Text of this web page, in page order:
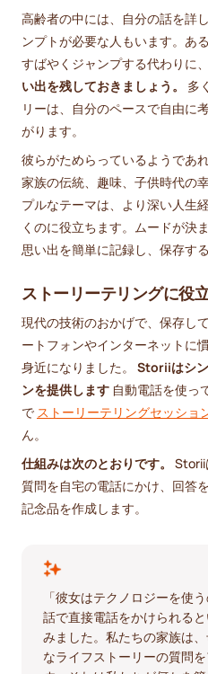
高齢者の中には、自分の話を詳
ンプトが必要な人もいます。あ
すばやくジャンプする代わりに、
い出を残しておきましょう。
多
リーは、自分のペースで自由に
がります。
彼らがためらっているようであ
家族の伝統、趣味、子供時代の
プルなテーマは、より深い人生
くのに役立ちます。ムードが決
思い出を簡単に記録し、保存す
ストーリーテリングに役
現代の技術のおかげで、保存し
ートフォンやインターネットに
身近になりました。 Storiiはシ
ンを提供します 自動電話を使っ
で ストーリーテリングセッショ
ん。
仕組みは次のとおりです。
Storii
質問を自宅の電話にかけ、回答
記念品を作成します。
「彼女はテクノロジーを使
話で直接電話をかけられる
みました。私たちの家族は
なライフストーリーの質問